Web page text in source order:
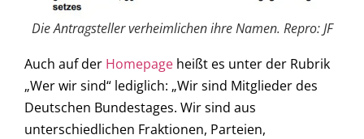
Die Antragsteller verheimlichen ihre Namen. Repro: JF
Auch auf der Homepage heißt es unter der Rubrik
„Wer wir sind“ lediglich: „Wir sind Mitglieder des
Deutschen Bundestages. Wir sind aus
unterschiedlichen Fraktionen, Parteien,